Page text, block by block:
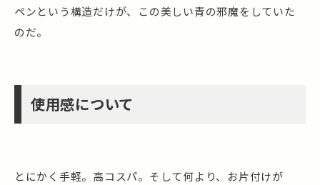
ペンという構造だけが、この美しい青の邪魔をしていた
のだ。
使用感について
とにかく手軽。高コスパ。そして何より、お片付けが